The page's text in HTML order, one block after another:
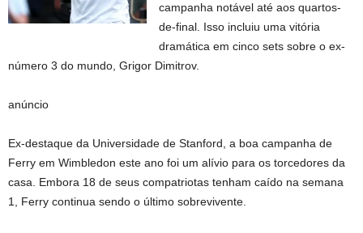
campanha notável até aos quartos-
de-final. Isso incluiu uma vitória
dramática em cinco sets sobre o ex-
número 3 do mundo, Grigor Dimitrov.
anúncio
Ex-destaque da Universidade de Stanford, a boa campanha de
Ferry em Wimbledon este ano foi um alívio para os torcedores da
casa. Embora 18 de seus compatriotas tenham caído na semana
1, Ferry continua sendo o último sobrevivente.